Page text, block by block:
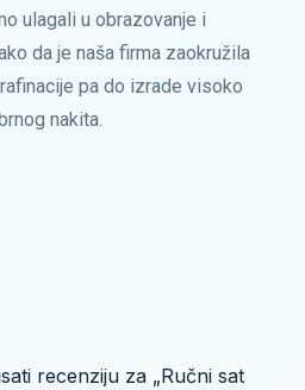
ulagali u obrazovanje i
da je naša firma zaokružila
pa do izrade visoko
nakita.
recenziju za „Ručni sat